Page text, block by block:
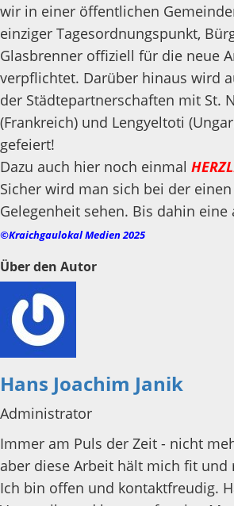
wir in einer öffentlichen
einziger Tagesordnungspunkt,
Glasbrenner offiziell für die neue
verpflichtet. Darüber hinaus wird
der Städtepartnerschaften mit St.
(Frankreich) und Lengyeltoti
gefeiert!
Dazu auch hier noch einmal
Sicher wird man sich bei der
Gelegenheit sehen. Bis dahin eine
©Kraichgaulokal Medien 2025
Über den Autor
Hans Joachim Janik
Administrator
Immer am Puls der Zeit - nicht
aber diese Arbeit hält mich fit und
Ich bin offen und kontaktfreudig.